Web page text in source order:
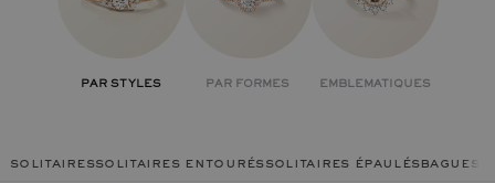
PAR STYLES PAR FORMES EMBLEMATIQUES
solitairessolitaires entouréssolitaires épaulésbagues